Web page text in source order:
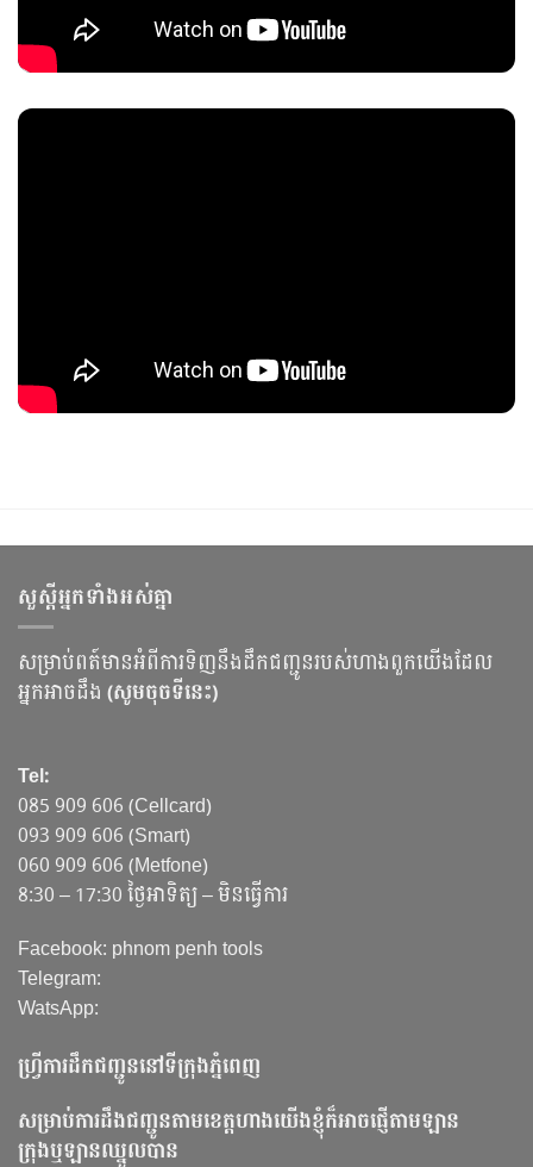
សួស្ដីអ្នកទាំងអស់គ្នា
សម្រាប់ពត៍មានអំពីការទិញនឹងដឹកជញ្ជូនរបស់ហាងពួកយើងដែល
អ្នកអាចដឹង (សូមចុចទីនេះ)
Tel:
085 909 606 (Cellcard)
093 909 606 (Smart)
060 909 606 (Metfone)
8:30 – 17:30 ថ្ងៃអាទិត្យ – មិនធ្វើការ
Facebook: phnom penh tools
Telegram:
WatsApp:
ហ្វ្រីការដឹកជញ្ជូននៅទីក្រុងភ្នំពេញ
សម្រាប់ការដឹងជញ្ជូនតាមខេត្តហាងយើងខ្ញុំក៏អាចផ្ញើតាមឡាន
ក្រុងឬឡានឈ្នួលបាន